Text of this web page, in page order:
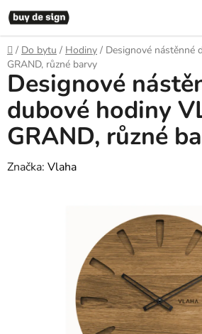
Přejít
na
obsah
Domů
/ Do bytu / Hodiny / Designové nástěnné
GRAND, různé barvy
Designové
dubové hodiny
GRAND, různé
Značka: Vlaha